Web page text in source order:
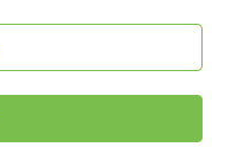
ipsum sit amet